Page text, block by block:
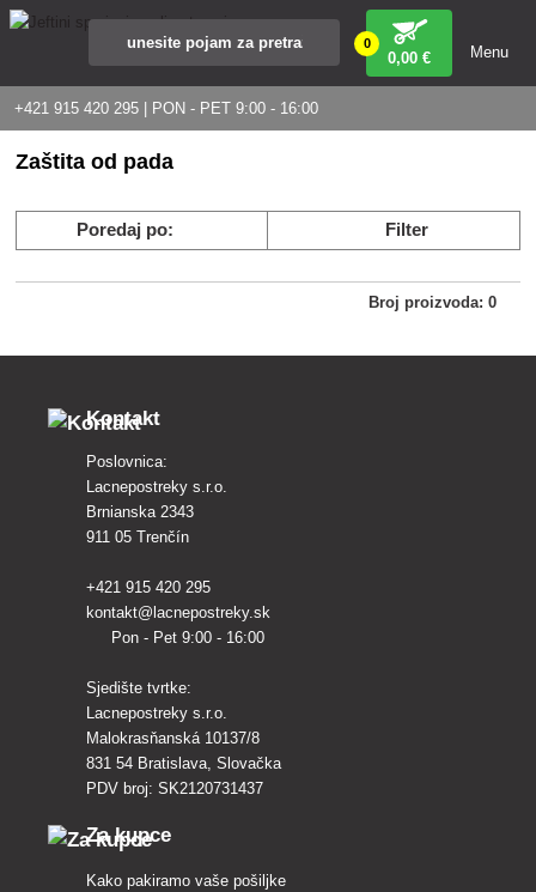
+421 915 420 295 | PON - PET 9:00 - 16:00
0
0,00 € Menu
Zaštita od pada
Poredaj po: Filter
Broj proizvoda: 0
Kontakt
Poslovnica:
Lacnepostreky s.r.o.
Brnianska 2343
911 05 Trenčín
+421 915 420 295
kontakt@lacnepostreky.sk
Pon - Pet 9:00 - 16:00
Sjedište tvrtke:
Lacnepostreky s.r.o.
Malokrasňanská 10137/8
831 54 Bratislava, Slovačka
PDV broj: SK2120731437
Za kupce
Kako pakiramo vaše pošiljke